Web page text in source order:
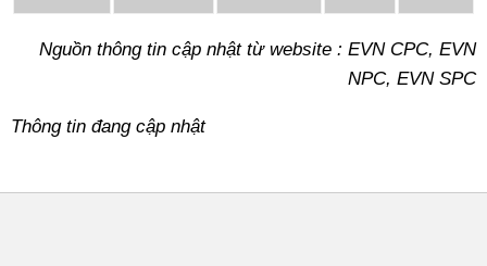
Nguồn thông tin cập nhật từ website : EVN CPC, EVN
NPC, EVN SPC
Thông tin đang cập nhật